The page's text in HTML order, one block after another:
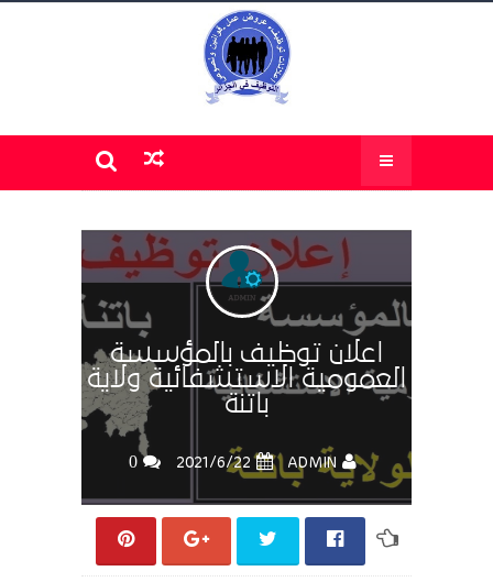
اعلان توظيف بالمؤسسة
العمومية الاستشفائية ولاية
باتنة
ADMIN
22‏/6‏/2021
0